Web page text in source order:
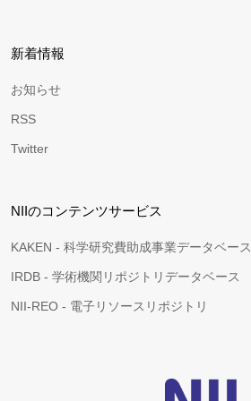
新着情報
お知らせ
RSS
Twitter
NIIのコンテンツサービス
KAKEN - 科学研究費助成事業データベース
IRDB - 学術機関リポジトリデータベース
NII-REO - 電子リソースリポジトリ